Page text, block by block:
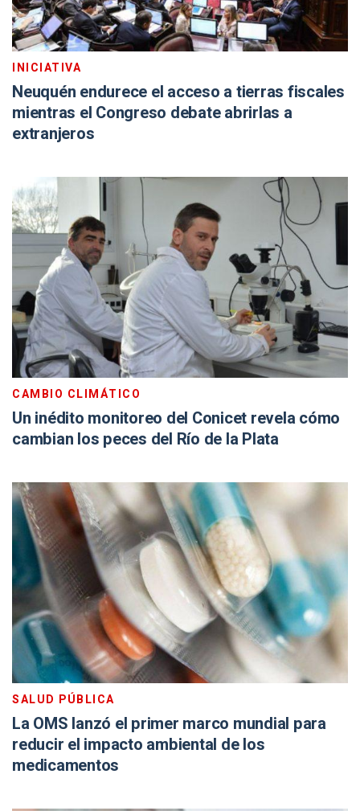
INICIATIVA
Neuquén endurece el acceso a tierras fiscales
mientras el Congreso debate abrirlas a
extranjeros
CAMBIO CLIMÁTICO
Un inédito monitoreo del Conicet revela cómo
cambian los peces del Río de la Plata
SALUD PÚBLICA
La OMS lanzó el primer marco mundial para
reducir el impacto ambiental de los
medicamentos